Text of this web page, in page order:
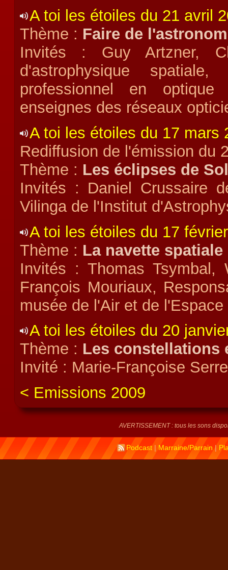
A toi les étoiles du 21 avril
Thème : Faire de
Invités : Guy Artzner,
d'astrophysique
professionnel en
enseignes des réseaux
A toi les étoiles du 17 mars
Rediffusion de l'émission du
Thème : Les éclipses de
Invités : Daniel Crussaire
Vilinga de l'Institut
A toi les étoiles du 17
Thème : La navette
Invités : Thomas Tsymbal,
François Mouriaux,
musée de l'Air et de l'Espace
A toi les étoiles du 20
Thème : Les constellations
Invité : Marie-Françoise
Emissions 2009
AVERTISSEMENT : tous les sons
Podcast |Marraine/Parrain |